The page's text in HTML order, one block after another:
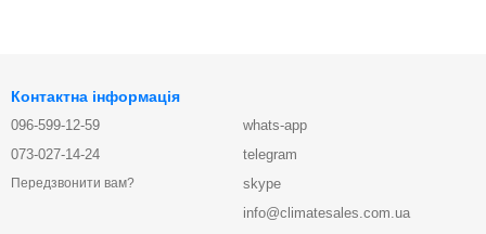
Контактна інформація
096-599-12-59
073-027-14-24
Передзвонити вам?
whats-app
telegram
skype
info@climatesales.com.ua